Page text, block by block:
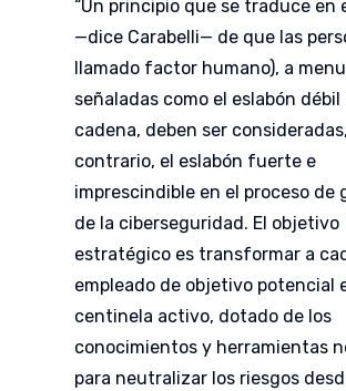
“Un principio que se traduce en
—dice Carabelli— de que las
llamado factor humano), a
señaladas como el eslabón débil
cadena, deben ser
contrario, el eslabón fuerte e
imprescindible en el proceso de
de la ciberseguridad. El objetivo
estratégico es transformar a
empleado de objetivo potencial
centinela activo, dotado de los
conocimientos y herramientas
para neutralizar los riesgos